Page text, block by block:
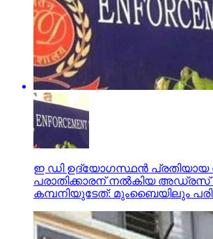
ഇ ഡി ഉദ്യോഗസ്ഥന്‍ പ്രതിയായ
പരാതിക്കാരന് നല്‍കിയ അഡ്രസ്
കമ്പനിയുടേത്: മുംബൈയിലും